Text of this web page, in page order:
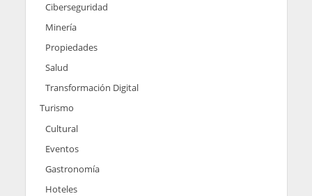
Ciberseguridad
Minería
Propiedades
Salud
Transformación Digital
Turismo
Cultural
Eventos
Gastronomía
Hoteles